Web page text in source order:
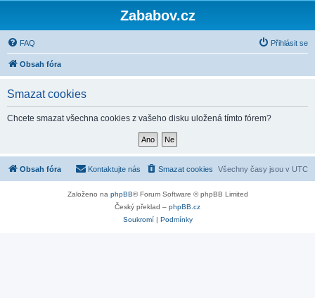
Zababov.cz
FAQ Přihlásit se
Obsah fóra
Smazat cookies
Chcete smazat všechna cookies z vašeho disku uložená tímto fórem?
Obsah fóra Všechny časy jsou v UTC
Smazat cookies
Kontaktujte nás
Založeno na phpBB® Forum Software © phpBB Limited
Český překlad – phpBB.cz
Soukromí| Podmínky